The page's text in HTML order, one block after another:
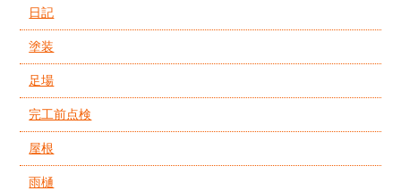
日記
塗装
足場
完工前点検
屋根
雨樋